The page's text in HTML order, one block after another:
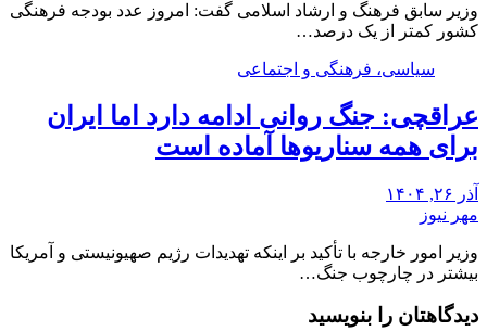
وزیر سابق فرهنگ و ارشاد اسلامی گفت: امروز عدد بودجه فرهنگی
کشور کمتر از یک درصد…
سیاسی، فرهنگی و اجتماعی
عراقچی: جنگ روانی ادامه دارد اما ایران
برای همه سناریوها آماده است
آذر ۲۶, ۱۴۰۴
مهر نیوز
وزیر امور خارجه با تأکید بر اینکه تهدیدات رژیم صهیونیستی و آمریکا
بیشتر در چارچوب جنگ…
دیدگاهتان را بنویسید